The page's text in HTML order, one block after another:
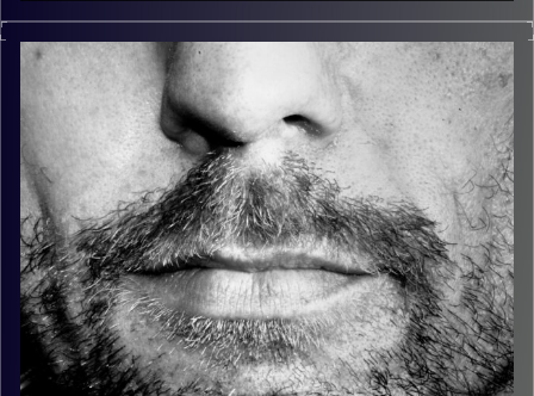
זיפים, מוזיקה מחוספסת של הופעות חיות. הרבה ג'אם, רוק,
בלוז, bluegrass, ג'אז, Fאנק, פרוגרסיב ואפילו אלקטרוניקה.
כל מה שחי, אמיתי ונושם.
עם שמוליק רגב.
קרדיט תמונות: David Goehring